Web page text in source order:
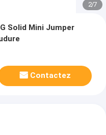
2/7
Solid Mini Jumper
Contactez